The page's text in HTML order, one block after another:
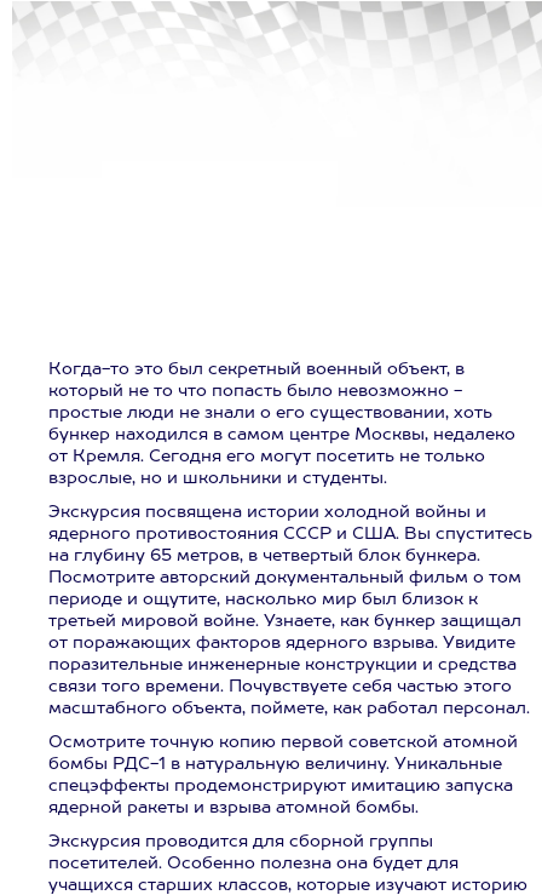
Когда-то это был секретный военный объект, в
который не то что попасть было невозможно -
простые люди не знали о его существовании, хоть
бункер находился в самом центре Москвы, недалеко
от Кремля. Сегодня его могут посетить не только
взрослые, но и школьники и студенты.
Экскурсия посвящена истории холодной войны и
ядерного противостояния СССР и США. Вы спуститесь
на глубину 65 метров, в четвертый блок бункера.
Посмотрите авторский документальный фильм о том
периоде и ощутите, насколько мир был близок к
третьей мировой войне. Узнаете, как бункер защищал
от поражающих факторов ядерного взрыва. Увидите
поразительные инженерные конструкции и средства
связи того времени. Почувствуете себя частью этого
масштабного объекта, поймете, как работал персонал.
Осмотрите точную копию первой советской атомной
бомбы РДС-1 в натуральную величину. Уникальные
спецэффекты продемонстрируют имитацию запуска
ядерной ракеты и взрыва атомной бомбы.
Экскурсия проводится для сборной группы
посетителей. Особенно полезна она будет для
учащихся старших классов, которые изучают историю